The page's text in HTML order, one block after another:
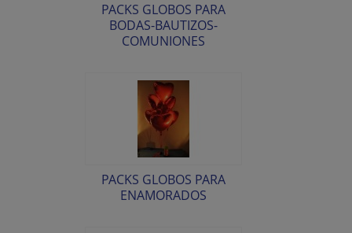
PACKS GLOBOS PARA
BODAS-BAUTIZOS-
COMUNIONES
PACKS GLOBOS PARA
ENAMORADOS